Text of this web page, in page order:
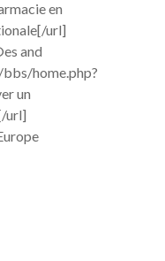
en
url]
and
home.php?
un
url]